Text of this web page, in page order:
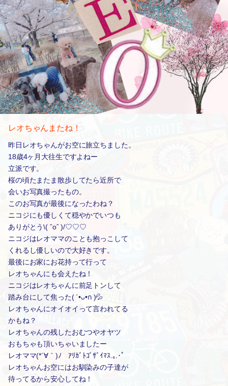
レオちゃんまたね！
昨日レオちゃんがお空に旅立ちました。
18歳4ヶ月大往生ですよねー
立派です。
桜の頃たまたま散歩してたら近所で
会いお写真撮ったもの。
このお写真が最後になったわね？
ニコジにも優しくて穏やかでいつも
ありがとう\( ˆoˆ )/♡♡♡
ニコジはレオママのことも抱っこして
くれるし優しいので大好きです。
最後にお家にお花持って行って
レオちゃんにも会えたね！
ニコジはレオちゃんに前足トンして
踏み台にして焦った( ´•ᴗ•ก )💦
レオちゃんにオイオイって言われてる
かもね？
レオちゃんの残したおむつやオヤツ
おもちゃも頂いちゃいましたー
レオママ(*´∀｀)ﾉゞｱﾘｶﾞﾄｺﾞｻﾞｲﾏｽ.｡.･ﾟ
レオちゃんお空にはお馴染みの子達が
待ってるから安心してね！